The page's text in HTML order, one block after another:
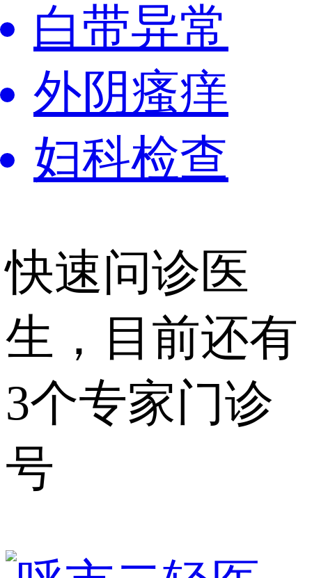
白带异常
外阴瘙痒
妇科检查
快速问诊医
生，目前还有
3个专家门诊
号